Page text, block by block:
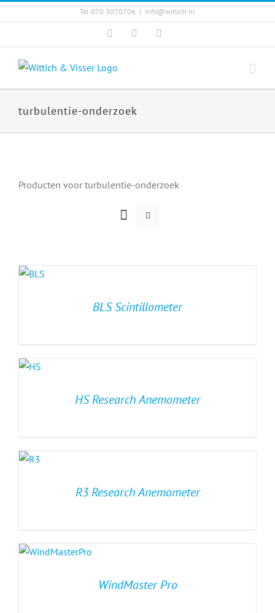
to
Tel 070 3070706 | info@wittich.nl
FacebookTwitter
turbulentie-onderzoek
Producten voor turbulentie-onderzoek
BLS Scintillometer
HS Research Anemometer
R3 Research Anemometer
WindMaster Pro